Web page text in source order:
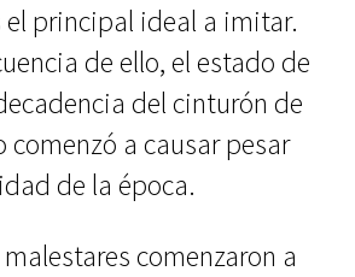
el principal ideal a imitar.
de ello, el estado de
del cinturón de
a causar pesar
de la época.
comen­zaron a